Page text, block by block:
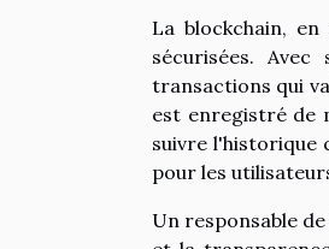
La blockchain,
sécurisées.
transactions qui
est enregistré de
suivre l'historique
pour les
Un responsable